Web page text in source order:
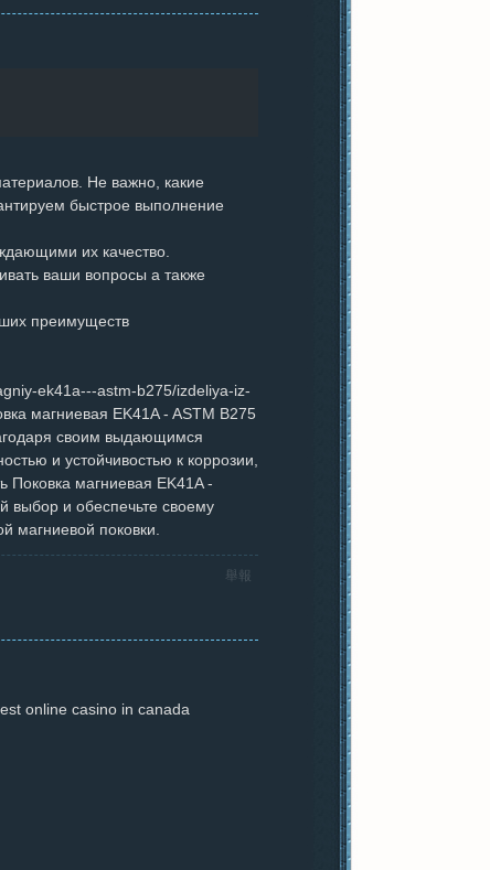
Не важно, какие
быстрое выполнение
их качество.
ваши вопросы а также
преимуществ
ek41a---astm-b275/izdeliya-iz-
магниевая EK41A - ASTM B275
своим выдающимся
и устойчивостью к коррозии,
Поковка магниевая EK41A -
выбор и обеспечьте своему
магниевой поковки.
舉報
online casino in canada